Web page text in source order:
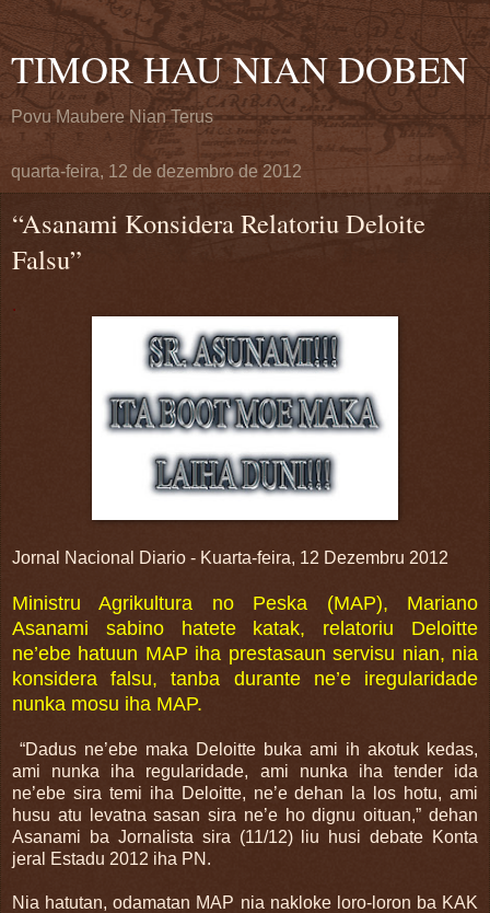
TIMOR HAU NIAN DOBEN
Povu Maubere Nian Terus
quarta-feira, 12 de dezembro de 2012
“Asanami Konsidera Relatoriu Deloite
Falsu”
.
Jornal Nacional Diario - Kuarta-feira, 12 Dezembru 2012
Ministru Agrikultura no Peska (MAP), Mariano
Asanami sabino hatete katak, relatoriu Deloitte
ne’ebe hatuun MAP iha prestasaun servisu nian, nia
konsidera falsu, tanba durante ne’e iregularidade
nunka mosu iha MAP.
“Dadus ne’ebe maka Deloitte buka ami ih akotuk kedas,
ami nunka iha regularidade, ami nunka iha tender ida
ne’ebe sira temi iha Deloitte, ne’e dehan la los hotu, ami
husu atu levatna sasan sira ne’e ho dignu oituan,” dehan
Asanami ba Jornalista sira (11/12) liu husi debate Konta
jeral Estadu 2012 iha PN.
Nia hatutan, odamatan MAP nia nakloke loro-loron ba KAK